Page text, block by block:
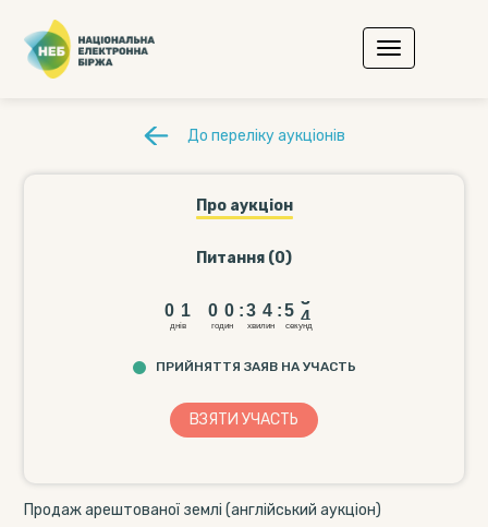
До переліку аукціонів
Про аукціон
Питання (0)
0 1
днiв
0 0
годин
:3 4
хвилин
:5 3
секунд
ПРИЙНЯТТЯ ЗАЯВ НА УЧАСТЬ
ВЗЯТИ УЧАCТЬ
Продаж арештованої землі (англійський аукціон)